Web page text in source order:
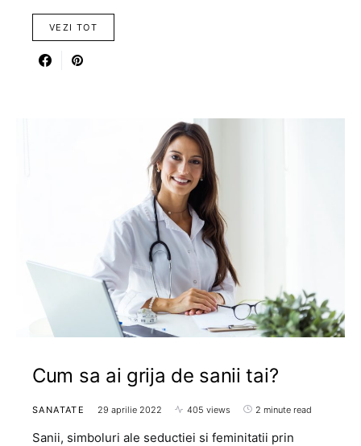
VEZI TOT
Cum sa ai grija de sanii tai?
SANATATE 29 aprilie 2022 405 views 2 minute read
Sanii, simboluri ale seductiei si feminitatii prin